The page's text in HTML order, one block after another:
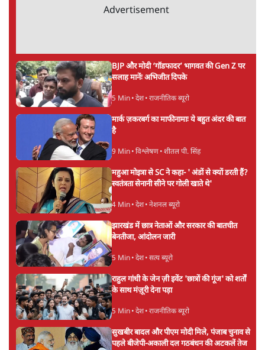
Advertisement
BJP और मोदी ‘गॉडफादर’ भागवत की Gen Z पर
सलाह मानेंः अभिजीत दिपके
5 Min• देश• राजनीतिक ब्यूरो
मार्क ज़करबर्ग का माफीनामाः ये बहुत अंदर की बात
है
9 Min• विश्लेषण• शीतल पी. सिंह
महुआ मोइत्रा से SC ने कहा- ' अंडों से क्यों डरती हैं?
स्वतंत्रता सेनानी सीने पर गोली खाते थे'
4 Min• देश• नेशनल ब्यूरो
झारखंड में छात्र नेताओं और सरकार की बातचीत
बेनतीजा, आंदोलन जारी
5 Min• देश• सत्य ब्यूरो
राहुल गांधी के जेन ज़ी इवेंट 'छात्रों की गूंज' को शर्तों
के साथ मंज़ूरी देना पड़ा
5 Min• देश• राजनीतिक ब्यूरो
सुखबीर बादल और पीएम मोदी मिले, पंजाब चुनाव से
पहले बीजेपी-अकाली दल गठबंधन की अटकलें तेज